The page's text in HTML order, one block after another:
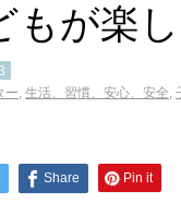
もが楽
ー, 生活、習慣、安心、安全,
Share Pin it